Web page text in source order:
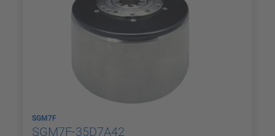
SGM7F
SGM7F-35D7A42